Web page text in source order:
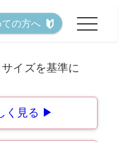
の方へ
く見る ▶